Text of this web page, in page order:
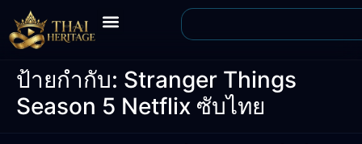
ป้ายกำกับ: Stranger Things
Season 5 Netflix ซับไทย